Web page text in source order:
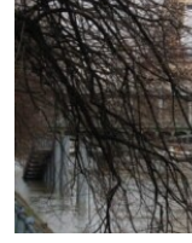
КУЛЬТУРА
КАЛЯНДАР
МОВА
НА ХВАЛЯХ СВАБОДЫ